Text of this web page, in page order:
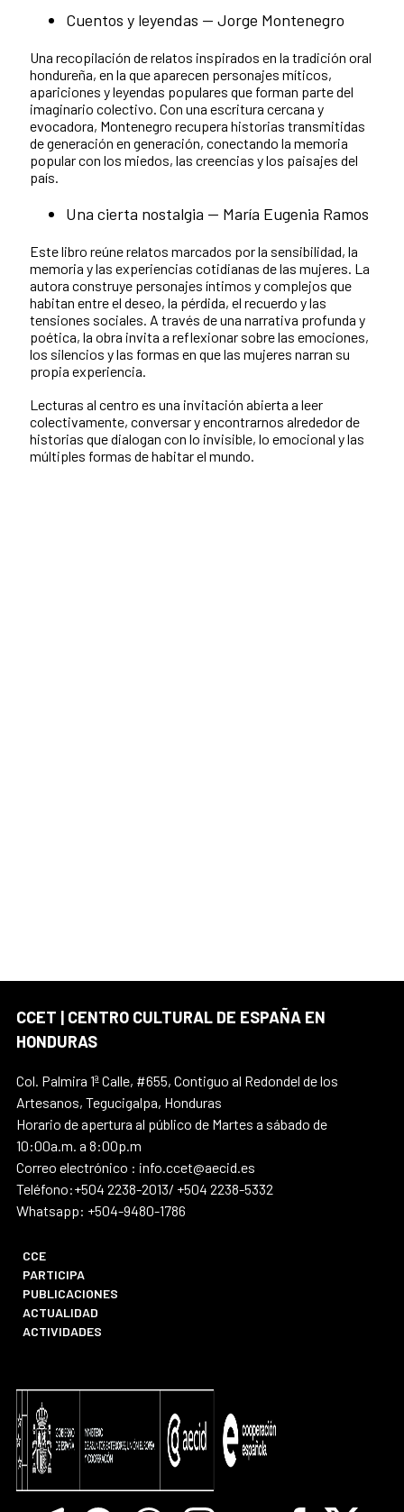
Cuentos y leyendas — Jorge Montenegro
Una recopilación de relatos inspirados en la tradición oral
hondureña, en la que aparecen personajes míticos,
apariciones y leyendas populares que forman parte del
imaginario colectivo. Con una escritura cercana y
evocadora, Montenegro recupera historias transmitidas
de generación en generación, conectando la memoria
popular con los miedos, las creencias y los paisajes del
país.
Una cierta nostalgia — María Eugenia Ramos
Este libro reúne relatos marcados por la sensibilidad, la
memoria y las experiencias cotidianas de las mujeres. La
autora construye personajes íntimos y complejos que
habitan entre el deseo, la pérdida, el recuerdo y las
tensiones sociales. A través de una narrativa profunda y
poética, la obra invita a reflexionar sobre las emociones,
los silencios y las formas en que las mujeres narran su
propia experiencia.
Lecturas al centro es una invitación abierta a leer
colectivamente, conversar y encontrarnos alrededor de
historias que dialogan con lo invisible, lo emocional y las
múltiples formas de habitar el mundo.
CCET | CENTRO CULTURAL DE ESPAÑA EN
HONDURAS
Col. Palmira 1ª Calle, #655, Contiguo al Redondel de los
Artesanos, Tegucigalpa, Honduras
Horario de apertura al público de Martes a sábado de
10:00a.m. a 8:00p.m
Correo electrónico : info.ccet@aecid.es
Teléfono:+504 2238-2013/ +504 2238-5332
Whatsapp: +504-9480-1786
CCE
PARTICIPA
PUBLICACIONES
ACTUALIDAD
ACTIVIDADES